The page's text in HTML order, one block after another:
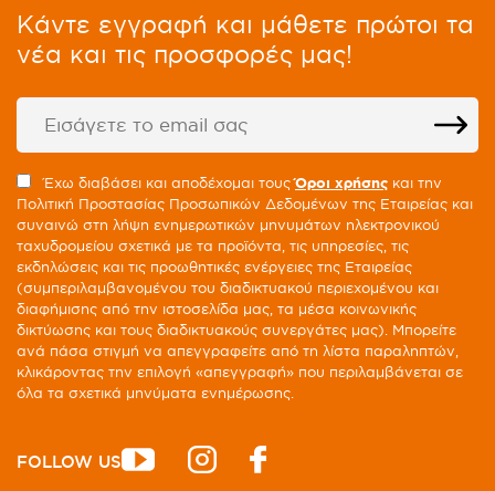
Kάντε εγγραφή και μάθετε πρώτοι τα
νέα και τις προσφορές μας!
Έχω διαβάσει και αποδέχομαι τουςΌροι χρήσης και την
Πολιτική Προστασίας Προσωπικών Δεδομένων της Εταιρείας και
συναινώ στη λήψη ενημερωτικών μηνυμάτων ηλεκτρονικού
ταχυδρομείου σχετικά με τα προϊόντα, τις υπηρεσίες, τις
εκδηλώσεις και τις προωθητικές ενέργειες της Εταιρείας
(συμπεριλαμβανομένου του διαδικτυακού περιεχομένου και
διαφήμισης από την ιστοσελίδα μας, τα μέσα κοινωνικής
δικτύωσης και τους διαδικτυακούς συνεργάτες μας). Μπορείτε
ανά πάσα στιγμή να απεγγραφείτε από τη λίστα παραληπτών,
κλικάροντας την επιλογή «απεγγραφή» που περιλαμβάνεται σε
όλα τα σχετικά μηνύματα ενημέρωσης.
FOLLOW US